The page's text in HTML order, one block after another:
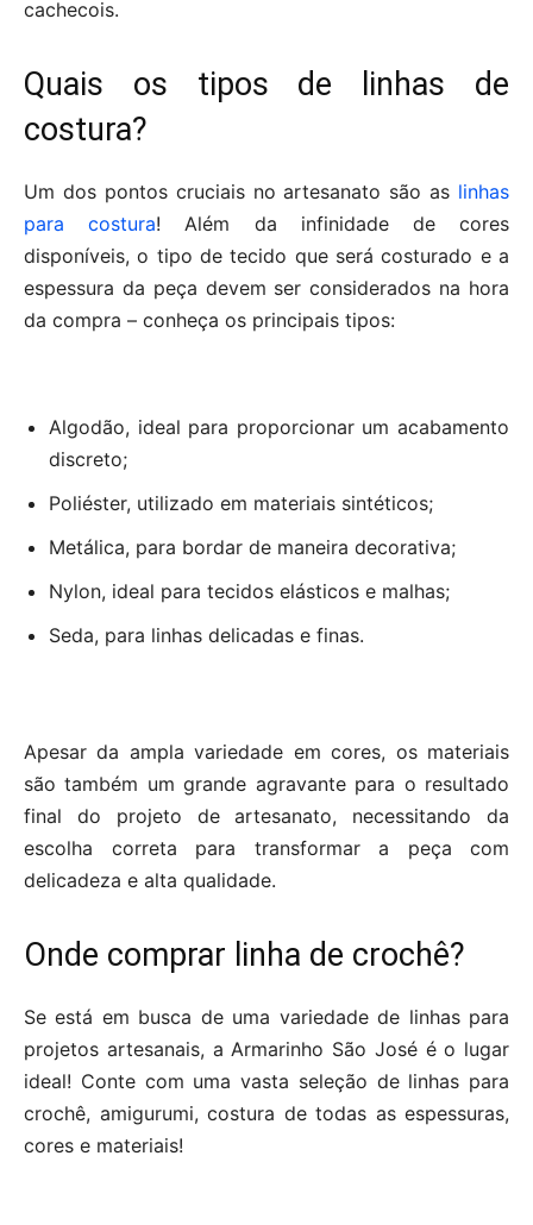
cachecois.
Quais os tipos de linhas de
costura?
Um dos pontos cruciais no artesanato são as linhas
para costura! Além da infinidade de cores
disponíveis, o tipo de tecido que será costurado e a
espessura da peça devem ser considerados na hora
da compra – conheça os principais tipos:
Algodão, ideal para proporcionar um acabamento
discreto;
Poliéster, utilizado em materiais sintéticos;
Metálica, para bordar de maneira decorativa;
Nylon, ideal para tecidos elásticos e malhas;
Seda, para linhas delicadas e finas.
Apesar da ampla variedade em cores, os materiais
são também um grande agravante para o resultado
final do projeto de artesanato, necessitando da
escolha correta para transformar a peça com
delicadeza e alta qualidade.
Onde comprar linha de crochê?
Se está em busca de uma variedade de linhas para
projetos artesanais, a Armarinho São José é o lugar
ideal! Conte com uma vasta seleção de linhas para
crochê, amigurumi, costura de todas as espessuras,
cores e materiais!